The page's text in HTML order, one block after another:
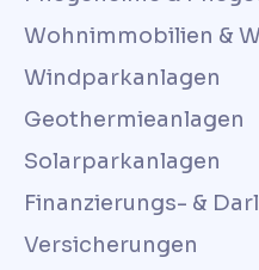
Wohnimmobilien &
Windparkanlagen
Geothermieanlagen
Solarparkanlagen
Finanzierungs- &
Versicherungen